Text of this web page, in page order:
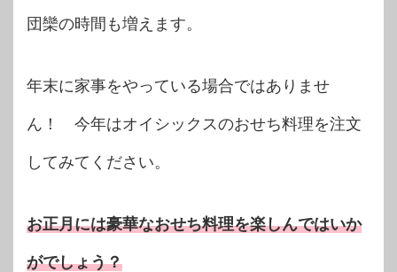
団欒の時間も増えます。
年末に家事をやっている場合ではありませ
ん！ 今年はオイシックスのおせち料理を注文
してみてください。
お正月には豪華なおせち料理を楽しんではいか
がでしょう？